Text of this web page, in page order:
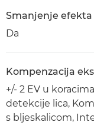
Smanjenje
Da
Kompenzacija
+/- 2 EV u
detekcije lica,
s bljeskalicom,